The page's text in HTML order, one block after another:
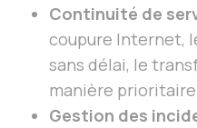
Continuité de
coupure Internet,
sans délai, le
manière prioritaire
Gestion des